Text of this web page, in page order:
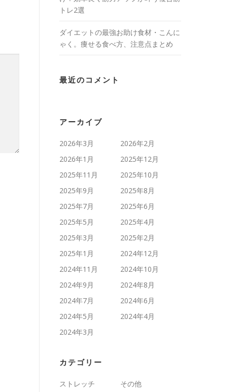
トレ2選
ダイエットの最強お助け食材・こんに
ゃく。痩せる食べ方、注意点まとめ
最近のコメント
アーカイブ
2026年3月
2026年2月
2026年1月
2025年12月
2025年11月
2025年10月
2025年9月
2025年8月
2025年7月
2025年6月
2025年5月
2025年4月
2025年3月
2025年2月
2025年1月
2024年12月
2024年11月
2024年10月
2024年9月
2024年8月
2024年7月
2024年6月
2024年5月
2024年4月
2024年3月
カテゴリー
ストレッチ その他